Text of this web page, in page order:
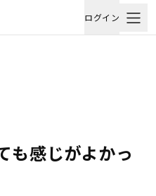
ログイン
も感じがよかっ